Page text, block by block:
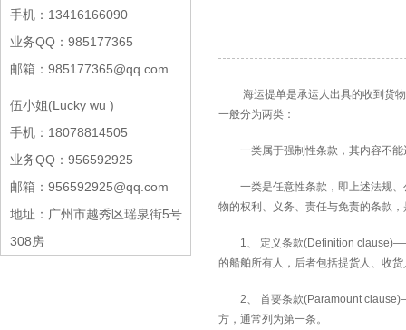
手机：13416166090
业务QQ：985177365
邮箱：985177365@qq.com
伍小姐(Lucky wu )
手机：18078814505
业务QQ：956592925
邮箱：956592925@qq.com
地址：广州市越秀区瑶泉街5号
308房
海运提单是承运人出具的收到货物
一般分为两类：
一类属于强制性条款，其内容不能
一类是任意性条款，即上述法规、
物的权利、义务、责任与免责的条款
1、 定义条款(Definition clause)
的船舶所有人，后者包括提货人、收
2、 首要条款(Paramount clause)
方，通常列为第一条。